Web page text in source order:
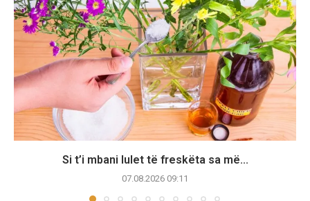
Si t’i mbani lulet të freskëta sa më...
07.08.2026 09:11